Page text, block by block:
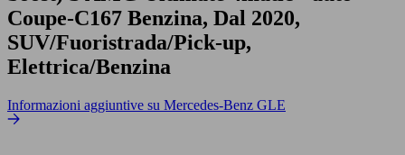
Coupe-C167 Benzina, Dal 2020,
SUV/Fuoristrada/Pick-up,
Elettrica/Benzina
Informazioni aggiuntive su Mercedes-Benz GLE